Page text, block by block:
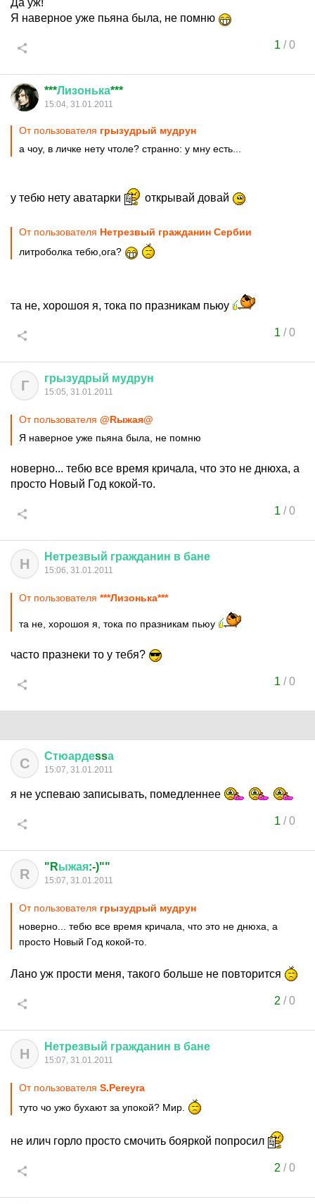
Да уж!
Я наверное уже пьяна была, не помню
1 /0
***Лизонька***
15:04, 31.01.2011
От пользователя грызудрый мудрун
а чоу, в личке нету чтоле? странно: у мну есть...
у тебю нету аватарки открывай довай
От пользователя Нетрезвый гражданин Сербии
литроболка тебю,ога?
та не, хорошоя я, тока по празникам пьюу
1 /0
Г грызудрый мудрун
15:05, 31.01.2011
От пользователя @Rыжая@
Я наверное уже пьяна была, не помню
новерно... тебю все время кричала, что это не днюха, а
просто Новый Год кокой-то.
1 /0
Н Нетрезвый гражданин в бане
15:06, 31.01.2011
От пользователя ***Лизонька***
та не, хорошоя я, тока по празникам пьюу
часто празнеки то у тебя?
1 /0
С Стюардеssа
15:07, 31.01.2011
я не успеваю записывать, помедленнее
1 /0
R "Rыжая:-)""
15:07, 31.01.2011
От пользователя грызудрый мудрун
новерно... тебю все время кричала, что это не днюха, а
просто Новый Год кокой-то.
Лано уж прости меня, такого больше не повторится
2 /0
Н Нетрезвый гражданин в бане
15:07, 31.01.2011
От пользователя S.Pereyra
туто чо ужо бухают за упокой? Мир.
не илич горло просто смочить бояркой попросил
2 /0